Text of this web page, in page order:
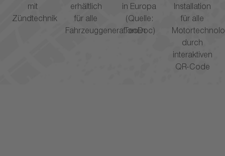
mit
Zündtechnik
erhältlich
für alle
Fahrzeuggenerationen
in Europa
(Quelle:
TecDoc)
Installation
für alle
durch
interaktiven
QR-Code